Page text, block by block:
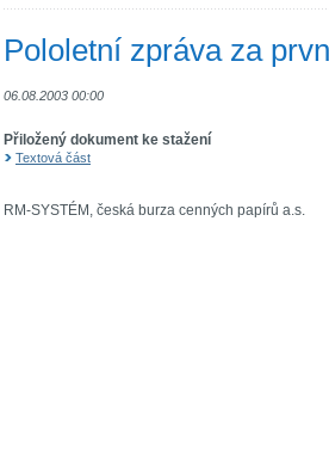
Pololetní zpráva za
06.08.2003 00:00
Přiložený dokument ke stažení
Textová část
RM-SYSTÉM, česká burza cenných papírů a.s.